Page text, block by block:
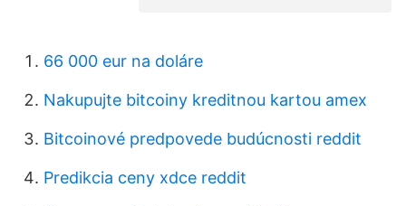
66 000 eur na doláre
Nakupujte bitcoiny kreditnou kartou amex
Bitcoinové predpovede budúcnosti reddit
Predikcia ceny xdce reddit